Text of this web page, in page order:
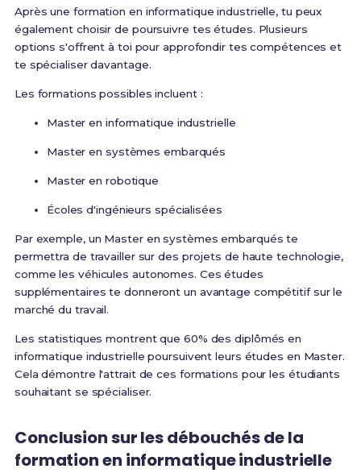
Après une formation en informatique industrielle, tu peux
également choisir de poursuivre tes études. Plusieurs
options s'offrent à toi pour approfondir tes compétences et
te spécialiser davantage.
Les formations possibles incluent :
Master en informatique industrielle
Master en systèmes embarqués
Master en robotique
Écoles d'ingénieurs spécialisées
Par exemple, un Master en systèmes embarqués te
permettra de travailler sur des projets de haute technologie,
comme les véhicules autonomes. Ces études
supplémentaires te donneront un avantage compétitif sur le
marché du travail.
Les statistiques montrent que 60% des diplômés en
informatique industrielle poursuivent leurs études en Master.
Cela démontre l'attrait de ces formations pour les étudiants
souhaitant se spécialiser.
Conclusion sur les débouchés de la
formation en informatique industrielle